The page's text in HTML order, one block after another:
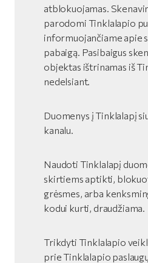
atblokuojamas.
parodomi Tinklalapio
informuojančiame apie
pabaigą. Pasibaigus
objektas ištrinamas iš
nedelsiant.
Duomenys į Tinklalapį
kanalu.
Naudoti Tinklalapį
skirtiems aptikti,
grėsmes, arba
kodui kurti, draudžiama.
Trikdyti Tinklalapio
prie Tinklalapio